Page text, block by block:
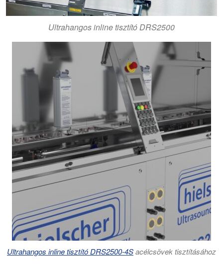
Ultrahangos inline tisztító DRS2500
Ultrahangos inline tisztító DRS2500-4Sacélcsövek tisztításához